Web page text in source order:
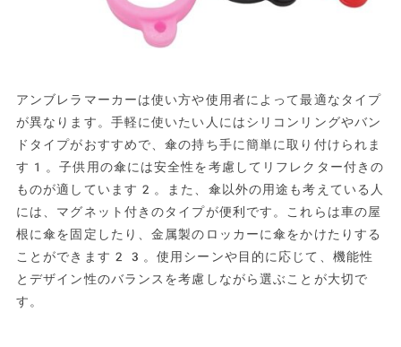
アンブレラマーカーは使い方や使用者によって最適なタイプ
が異なります。手軽に使いたい人にはシリコンリングやバン
ドタイプがおすすめで、傘の持ち手に簡単に取り付けられま
す1。子供用の傘には安全性を考慮してリフレクター付きの
ものが適しています2。また、傘以外の用途も考えている人
には、マグネット付きのタイプが便利です。これらは車の屋
根に傘を固定したり、金属製のロッカーに傘をかけたりする
ことができます23。使用シーンや目的に応じて、機能性
とデザイン性のバランスを考慮しながら選ぶことが大切で
す。